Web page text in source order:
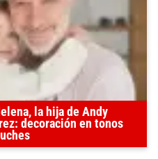
la hija de Andy
decoración en tonos